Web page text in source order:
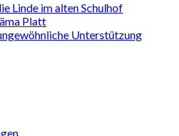
Linde im alten Schulhof
Platt
Unterstützung